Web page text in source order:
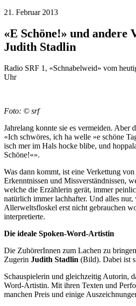
21. Februar 2013
«E Schöne!» und andere
Judith Stadlin
Radio SRF 1, «Schnabelweid» vom
Uhr
Foto: © srf
Jahrelang konnte sie es vermeiden. Aber
«Ich schwöres, ich ha welle »e schöne
isch mer im Hals hocke blibe, und
Schöne!«».
Was dann kommt, ist eine Verkettung
Erkenntnissen und Missverständnissen,
welche die Erzählerin gerät, immer
natürlich immer lachhafter. Und alles nur,
Allerweltsfloskel erst nicht gebrauchen
interpretierte.
Die ideale Spoken-Word-Artistin
Die ZuhörerInnen zum Lachen zu
Zugerin Judith Stadlin (Bild). Dabei ist
Schauspielerin und gleichzeitig Autorin,
Word-Artistin. Mit ihren Texten und
manchen Preis und einige